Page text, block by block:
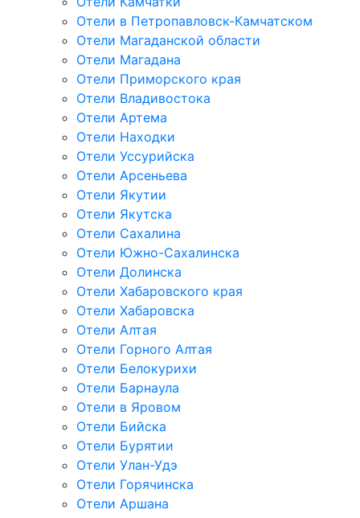
Отели в Петропавловск-Камчатском
Отели Магаданской области
Отели Магадана
Отели Приморского края
Отели Владивостока
Отели Артема
Отели Находки
Отели Уссурийска
Отели Арсеньева
Отели Якутии
Отели Якутска
Отели Сахалина
Отели Южно-Сахалинска
Отели Долинска
Отели Хабаровского края
Отели Хабаровска
Отели Алтая
Отели Горного Алтая
Отели Белокурихи
Отели Барнаула
Отели в Яровом
Отели Бийска
Отели Бурятии
Отели Улан-Удэ
Отели Горячинска
Отели Аршана